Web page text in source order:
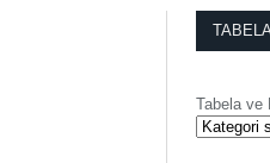
Tabela ve